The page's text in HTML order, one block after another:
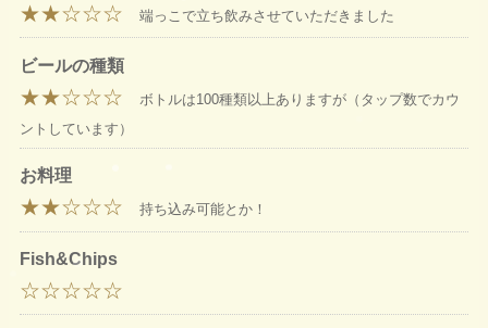
★★☆☆☆ 端っこで立ち飲みさせていただきました
ビールの種類
★★☆☆☆
ボトルは100種類以上ありますが（タップ数でカウ
ントしています）
お料理
★★☆☆☆ 持ち込み可能とか！
Fish&Chips
☆☆☆☆☆